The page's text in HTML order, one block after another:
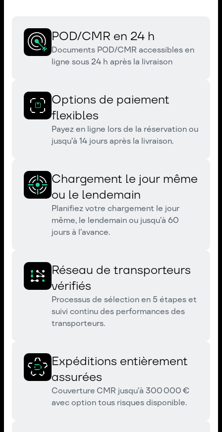
POD/CMR en 24 h
Documents POD/CMR accessibles en
ligne sous 24 h après la livraison
Options de paiement
flexibles
Payez en ligne lors de la réservation ou
jusqu’à 14 jours après la livraison.
Chargement le jour même
ou le lendemain
Planifiez votre chargement le jour
même, le lendemain ou jusqu’à 60
jours à l’avance.
Réseau de transporteurs
vérifiés
Processus de sélection en 5 étapes et
suivi continu des performances des
transporteurs.
Expéditions entièrement
assurées
Couverture CMR jusqu’à 300 000 €
avec option tous risques disponible.